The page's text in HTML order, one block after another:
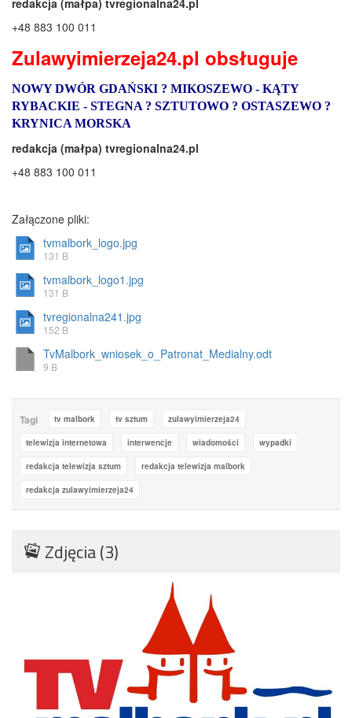
redakcja (małpa) tvregionalna24.pl
+48 883 100 011
Zulawyimierzeja24.pl obsługuje
NOWY DWÓR GDAŃSKI ? MIKOSZEWO - KĄTY
RYBACKIE - STEGNA ? SZTUTOWO ? OSTASZEWO ?
KRYNICA MORSKA
redakcja (małpa) tvregionalna24.pl
+48 883 100 011
Załączone pliki:
tvmalbork_logo.jpg
131 B
tvmalbork_logo1.jpg
131 B
tvregionalna241.jpg
152 B
TvMalbork_wniosek_o_Patronat_Medialny.odt
9 B
Tagi tv malbork tv sztum zulawyimierzeja24
telewizja internetowa interwencje wiadomości wypadki
redakcja telewizja sztum redakcja telewizja malbork
redakcja zulawyimierzeja24
Zdjęcia (3)